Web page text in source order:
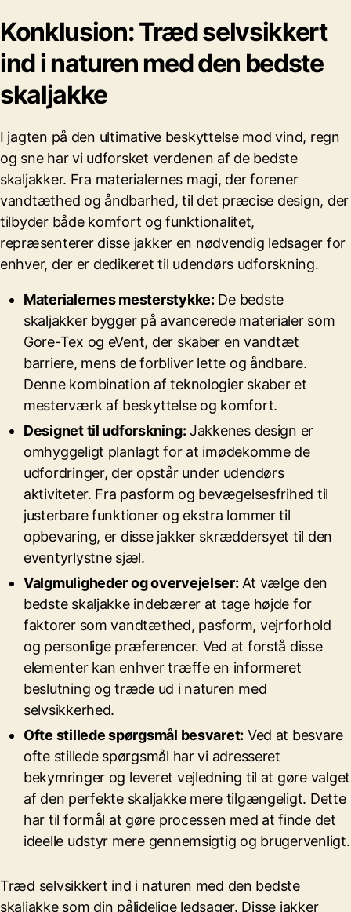
Konklusion: Træd selvsikkert
ind i naturen med den bedste
skaljakke
I jagten på den ultimative beskyttelse mod vind, regn
og sne har vi udforsket verdenen af de bedste
skaljakker. Fra materialernes magi, der forener
vandtæthed og åndbarhed, til det præcise design, der
tilbyder både komfort og funktionalitet,
repræsenterer disse jakker en nødvendig ledsager for
enhver, der er dedikeret til udendørs udforskning.
Materialernes mesterstykke: De bedste
skaljakker bygger på avancerede materialer som
Gore-Tex og eVent, der skaber en vandtæt
barriere, mens de forbliver lette og åndbare.
Denne kombination af teknologier skaber et
mesterværk af beskyttelse og komfort.
Designet til udforskning: Jakkenes design er
omhyggeligt planlagt for at imødekomme de
udfordringer, der opstår under udendørs
aktiviteter. Fra pasform og bevægelsesfrihed til
justerbare funktioner og ekstra lommer til
opbevaring, er disse jakker skræddersyet til den
eventyrlystne sjæl.
Valgmuligheder og overvejelser: At vælge den
bedste skaljakke indebærer at tage højde for
faktorer som vandtæthed, pasform, vejrforhold
og personlige præferencer. Ved at forstå disse
elementer kan enhver træffe en informeret
beslutning og træde ud i naturen med
selvsikkerhed.
Ofte stillede spørgsmål besvaret: Ved at besvare
ofte stillede spørgsmål har vi adresseret
bekymringer og leveret vejledning til at gøre valget
af den perfekte skaljakke mere tilgængeligt. Dette
har til formål at gøre processen med at finde det
ideelle udstyr mere gennemsigtig og brugervenligt.
Træd selvsikkert ind i naturen med den bedste
skaljakke som din pålidelige ledsager. Disse jakker